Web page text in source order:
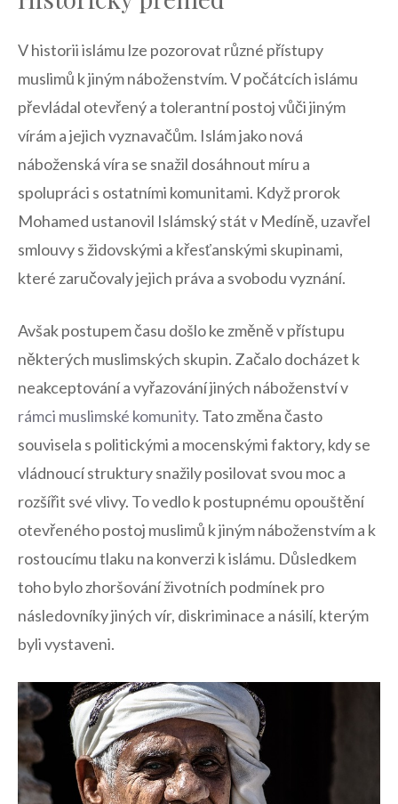
V historii islámu⁣ lze pozorovat různé⁣ přístupy
muslimů k⁢ jiným ⁤náboženstvím. ⁣V ‍počátcích​ islámu
převládal otevřený a tolerantní⁢ postoj vůči jiným
vírám​ a jejich vyznavačům. Islám jako ⁢nová‌
náboženská víra‌ se‍ snažil dosáhnout ⁣míru a
spolupráci s ostatními komunitami. Když ⁣prorok
Mohamed ⁣ustanovil Islámský‍ stát v Medíně, uzavřel
smlouvy s židovskými a křesťanskými ⁣skupinami,
které zaručovaly jejich práva a svobodu vyznání.
Avšak postupem času došlo​ ke změně v ‍přístupu​
některých⁣ muslimských skupin. Začalo docházet k⁣
neakceptování a ⁢vyřazování jiných náboženství v
rámci muslimské komunity. Tato změna často
souvisela s politickými a mocenskými faktory, kdy se
vládnoucí struktury snažily posilovat svou moc a
rozšířit své⁤ vlivy.​ To vedlo k ​postupnému opouštění
otevřeného postoj muslimů k jiným​ náboženstvím a k
rostoucímu ⁢tlaku ​na konverzi k islámu. Důsledkem‌
toho bylo zhoršování životních⁤ podmínek pro
následovníky ‍jiných vír, ​diskriminace a násilí, kterým
byli vystaveni. ‌